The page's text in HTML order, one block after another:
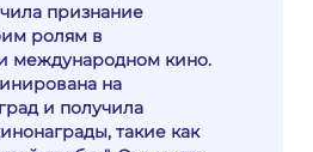
признание
ролям в
международном кино.
на
и получила
такие как